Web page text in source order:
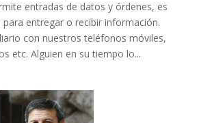
entradas de datos y órdenes, es
entregar o recibir información.
con nuestros teléfonos móviles,
etc. Alguien en su tiempo lo...